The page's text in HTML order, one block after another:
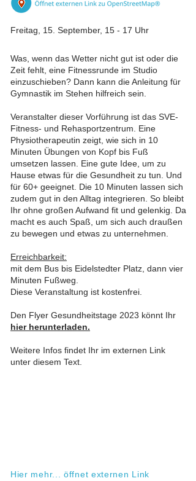
Freitag, 15. September, 15 - 17 Uhr
Was, wenn das Wetter nicht gut ist oder die
Zeit fehlt, eine Fitnessrunde im Studio
einzuschieben? Dann kann die Anleitung für
Gymnastik im Stehen hilfreich sein.
Veranstalter dieser Vorführung ist das SVE-
Fitness- und Rehasportzentrum. Eine
Physiotherapeutin zeigt, wie sich in 10
Minuten Übungen von Kopf bis Fuß
umsetzen lassen. Eine gute Idee, um zu
Hause etwas für die Gesundheit zu tun. Und
für 60+ geeignet. Die 10 Minuten lassen sich
zudem gut in den Alltag integrieren. So bleibt
Ihr ohne großen Aufwand fit und gelenkig. Da
macht es auch Spaß, um sich auch draußen
zu bewegen und etwas zu unternehmen.
Erreichbarkeit:
mit dem Bus bis Eidelstedter Platz, dann vier
Minuten Fußweg.
Diese Veranstaltung ist kostenfrei.
Den Flyer Gesundheitstage 2023 könnt Ihr
hier herunterladen.
Weitere Infos findet Ihr im externen Link
unter diesem Text.
Hier mehr... öffnet externen Link